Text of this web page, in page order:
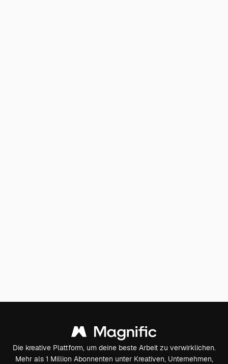
Die kreative Plattform, um deine beste Arbeit zu verwirklichen.
Mehr als 1 Million Abonnenten unter Kreativen, Unternehmen,